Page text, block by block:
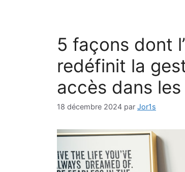
5 façons dont
redéfinit la
accès dans
18 décembre 2024 par Jor1s